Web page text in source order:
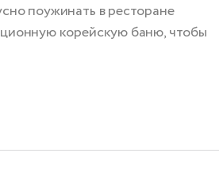
поужинать в ресторане
корейскую баню, чтобы